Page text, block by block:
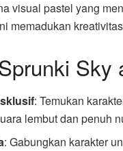
visual pastel yang
memadukan
Sky
: Temukan
lembut dan penuh
: Gabungkan karakter